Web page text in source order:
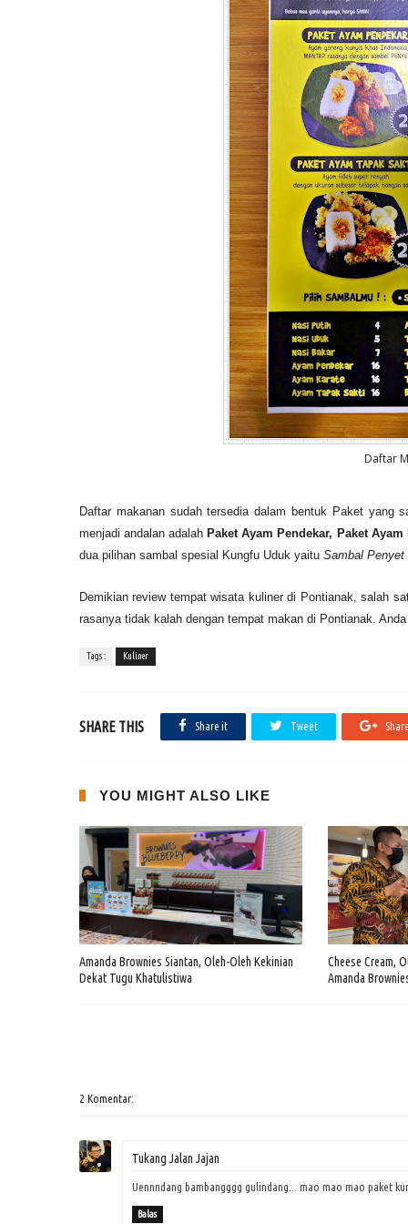
Daftar
Daftar makanan sudah tersedia dalam bentuk Paket yang
menjadi andalan adalahPaket Ayam Pendekar, Paket
dua pilihan sambal spesial Kungfu Uduk yaitu Sambal Penyet
Demikian review tempat wisata kuliner di Pontianak, salah
rasanya tidak kalah dengan tempat makan di Pontianak.
Tags : Kuliner
SHARE THIS Share it Tweet
YOU MIGHT ALSO LIKE
Amanda Brownies Siantan, Oleh-Oleh Kekinian
Dekat Tugu Khatulistiwa
Cheese Cream,
Amanda
2 Komentar:
Tukang Jalan Jajan
Uennndang bambangggg gulindang... mao mao mao paket
Balas